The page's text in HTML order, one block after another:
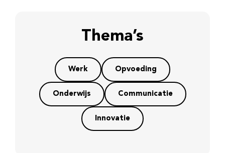
Thema’s
Werk Opvoeding
Onderwijs Communicatie
Innovatie